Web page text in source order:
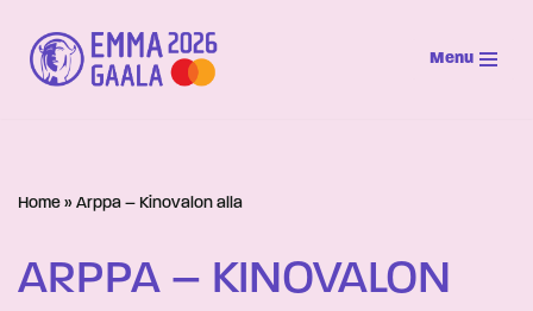
Siirry
suoraan
Menu
Home » Arppa – Kinovalon alla
ARPPA – KINOVALON